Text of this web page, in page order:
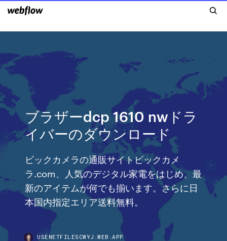
ブラザーdcp 1610 nwドラ
イバーのダウンロード
ビックカメラの通販サイトビックカメ
ラ.com、人気のデジタル家電をはじめ、最
新のアイテムが何でも揃います。さらに日
本国内指定エリア送料無料。
USENETFILESCWYJ.WEB.APP